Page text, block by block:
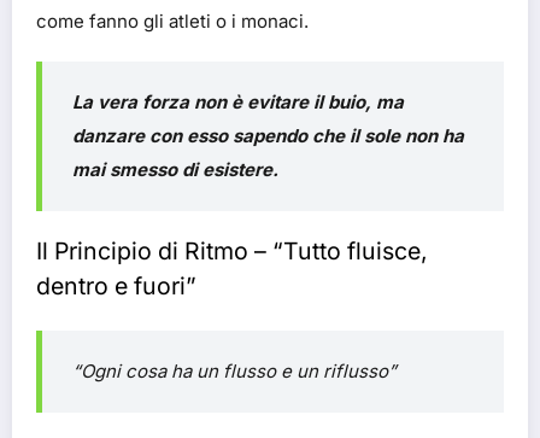
come fanno gli atleti o i monaci.
La vera forza non è evitare il buio, ma
danzare con esso sapendo che il sole non ha
mai smesso di esistere.
Il Principio di Ritmo – “Tutto fluisce,
dentro e fuori”
“Ogni cosa ha un flusso e un riflusso”